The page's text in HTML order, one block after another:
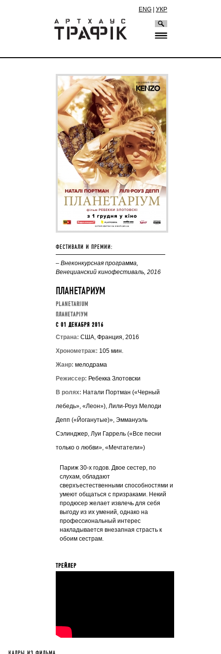
ENG УКР
ФЕСТИВАЛИ И ПРЕМИИ:
– Внеконкурсная программа,
Венецианский кинофестиваль, 2016
ПЛАНЕТАРИУМ
PLANETARIUM
ПЛАНЕТАРIУМ
C 01 ДЕКАБРЯ 2016
Страна: США, Франция, 2016
Хронометраж: 105 мин.
Жанр: мелодрама
Режиссер: Ребекка Злотовски
В ролях: Натали Портман («Черный
лебедь», «Леон»), Лили-Роуз Мелоди
Депп («Йоганутые)», Эммануэль
Сэлинджер, Луи Гаррель («Все песни
только о любви», «Мечтатели»)
Париж 30-х годов. Двое сестер, по
слухам, обладают
сверхъестественными способностями и
умеют общаться с призраками. Некий
продюсер желает извлечь для себя
выгоду из их умений, однако на
профессиональный интерес
накладывается внезапная страсть к
обоим сестрам.
ТРЕЙЛЕР